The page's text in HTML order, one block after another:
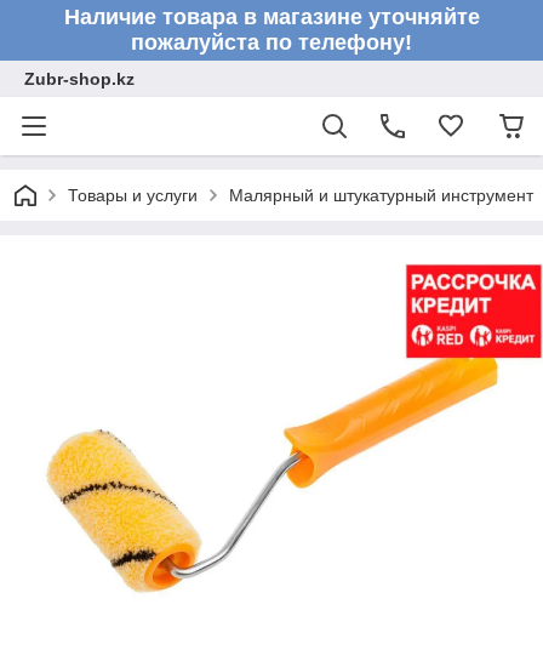
Наличие товара в магазине уточняйте
пожалуйста по телефону!
Zubr-shop.kz
Товары и услуги Малярный и штукатурный инструмент